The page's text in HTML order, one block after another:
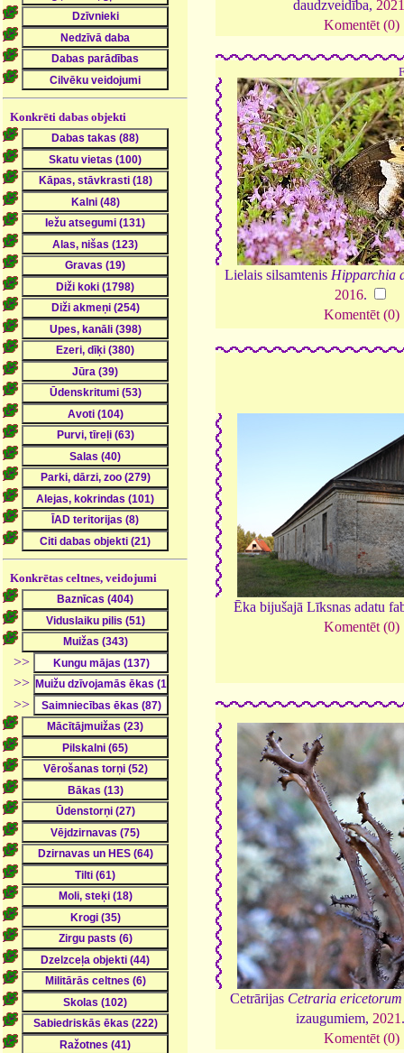
Konkrēti dabas objekti
Konkrētas celtnes, veidojumi
>>
>>
>>
daudzveidība, 2021
Komentēt (0)
Lielais silsamtenis Hipparchia
2016.
Komentēt (0)
Ēka bijušajā Līksnas adatu
Komentēt (0)
Cetrārijas Cetraria ericetorum
izaugumiem, 2021
Komentēt (0)